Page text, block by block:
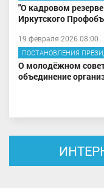
"О кадровом
Иркутского
19 февраля 2026 08:00
ПОСТАНОВЛЕНИЯ
О молодёжном
объединение